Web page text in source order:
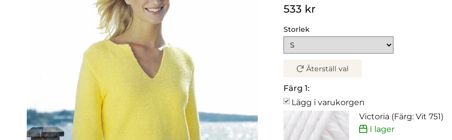
533 kr
Storlek
Återställ val
Färg 1:
Lägg i varukorgen
Victoria (Färg: Vit 751)
I lager